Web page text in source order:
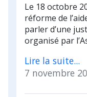
Le 18 octobre
réforme de
parler d’une
organisé par
Lire la suite...
7 novembre